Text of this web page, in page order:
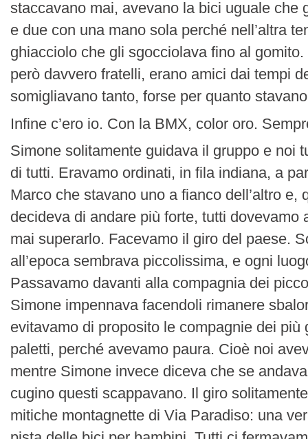
staccavano mai, avevano la bici uguale che
e due con una mano sola perché nell’altra
ghiacciolo che gli sgocciolava fino al
però davvero fratelli, erano amici dai tempi
somigliavano tanto, forse per quanto
Infine c’ero io. Con la BMX, color oro.
Simone solitamente guidava il gruppo e noi
di tutti. Eravamo ordinati, in fila indiana, a
Marco che stavano uno a fianco dell’altro e,
decideva di andare più forte, tutti dovevamo
mai superarlo. Facevamo il giro del paese.
all’epoca sembrava piccolissima, e ogni
Passavamo davanti alla compagnia dei
Simone impennava facendoli rimanere
evitavamo di proposito le compagnie dei più
paletti, perché avevamo paura. Cioè noi
mentre Simone invece diceva che se
cugino questi scappavano. Il giro
mitiche montagnette di Via Paradiso: una